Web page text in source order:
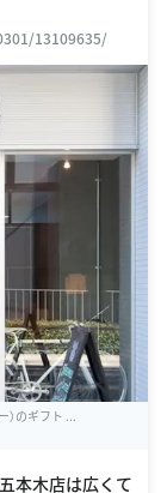
13109635/
）のギフト ...
本木店は広くて